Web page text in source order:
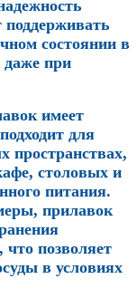
поддерживать
состоянии в
даже при
имеет
для
пространствах,
столовых и
питания.
прилавок
что позволяет
в условиях